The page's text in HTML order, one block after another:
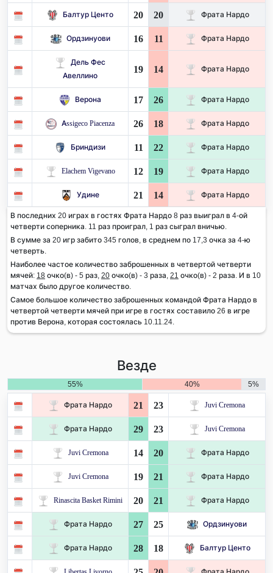
Балтур Центо 20 20 Фрата Нардо
Ордзинуови 16 11 Фрата Нардо
Дель Фес
Авеллино
19 14 Фрата Нардо
Верона 17 26 Фрата Нардо
Assigeco Piacenza 26 18 Фрата Нардо
Бриндизи 11 22 Фрата Нардо
Elachem Vigevano 12 19 Фрата Нардо
Удине 21 14 Фрата Нардо
В последних 20 играх в гостях Фрата Нардо 8 раз выиграл в 4-ой
четверти соперника. 11 раз проиграл, 1 раз сыграл вничью.
В сумме за 20 игр забито 345 голов, в среднем по 17,3 очка за 4-ю
четверть.
Наиболее частое количество заброшенных в четвертой четверти
мячей: 18 очко(в) - 5 раз, 20 очко(в) - 3 раза, 21 очко(в) - 2 раза. И в 10
матчах было другое количество.
Самое большое количество заброшенных командой Фрата Нардо в
четвертой четверти мячей при игре в гостях составило 26 в игре
против Верона, которая состоялась 10.11.24.
Везде
55% 40% 5%
Фрата Нардо 21 23 Juvi Cremona
Фрата Нардо 29 23 Juvi Cremona
Juvi Cremona 14 20 Фрата Нардо
Juvi Cremona 19 21 Фрата Нардо
Rinascita Basket Rimini 20 21 Фрата Нардо
Фрата Нардо 27 25 Ордзинуови
Фрата Нардо 28 18 Балтур Центо